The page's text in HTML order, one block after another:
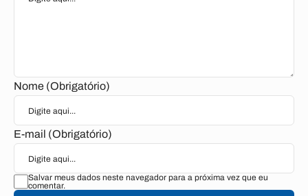
Nome (Obrigatório)
E-mail (Obrigatório)
Salvar meus dados neste navegador para a próxima vez que eu
comentar.